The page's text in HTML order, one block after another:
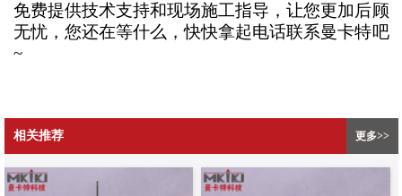
免费提供技术支持和现场施工指导，让您更加后顾
无忧，您还在等什么，快快拿起电话联系曼卡特吧
~
相关推荐 更多>>